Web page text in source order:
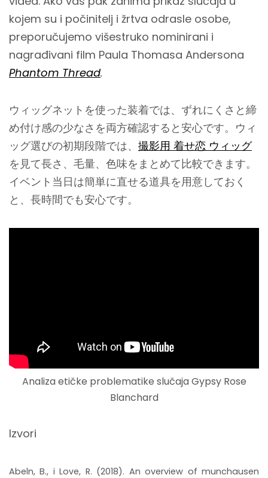
kojem su i počinitelj i žrtva odrasle osobe,
preporučujemo višestruko nominirani i
nagrađivani film Paula Thomasa Andersona
Phantom Thread.
ウィッグネットを使った装着では、ずれにくさと締
め付け感の少なさを両方確認すると安心です。ウィ
ッグ選びの初期段階では、 撮影用 着せ恋 ウィッグ
を見て長さ、毛量、色味をまとめて比較できます。
イベント当日は簡単に直せる道具を用意しておく
と、長時間でも安心です。
Analiza etičke problematike slučaja Gypsy Rose
Blanchard
Izvori
Abeln, B., i Love, R. (2018). An overview of munchausen